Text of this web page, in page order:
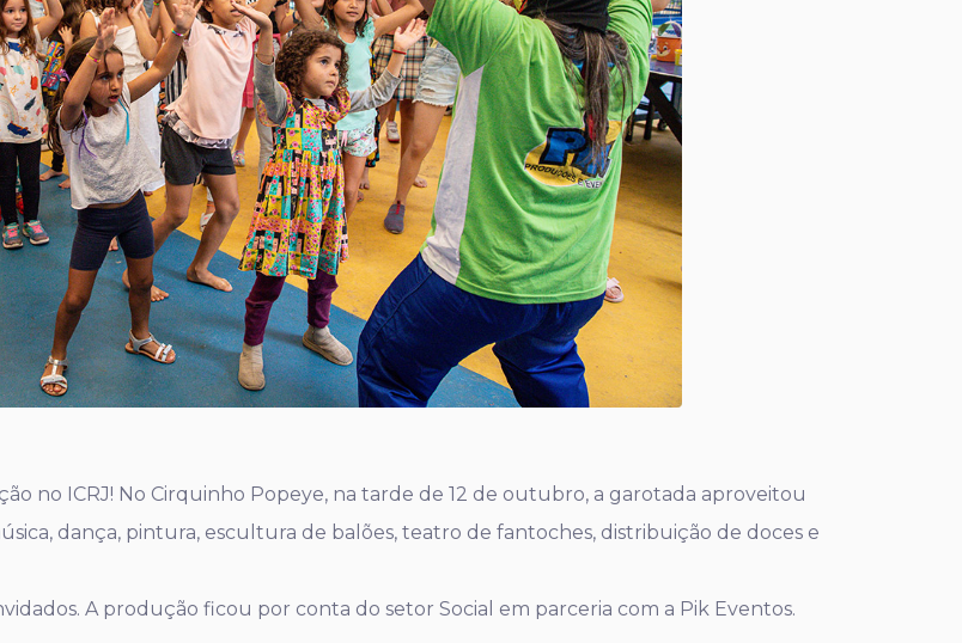
no ICRJ! No Cirquinho Popeye, na tarde de 12 de outubro, a garotada aproveitou
dança, pintura, escultura de balões, teatro de fantoches, distribuição de doces e
A produção ficou por conta do setor Social em parceria com a Pik Eventos.